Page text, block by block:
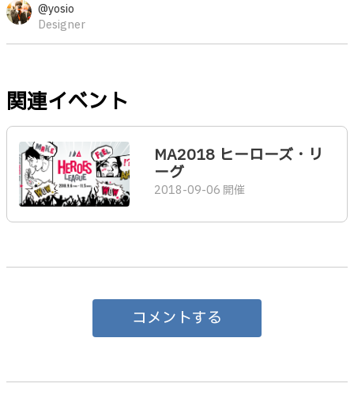
@yosio
Designer
関連イベント
MA2018 ヒーローズ・リ
ーグ
2018-09-06 開催
コメントする